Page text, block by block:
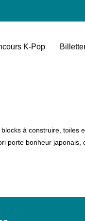
K-Pop
à construire, toiles
porte bonheur japonais,